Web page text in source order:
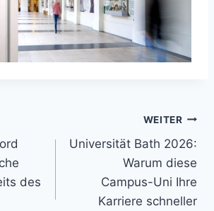
des
WEITER
Universität Bath 2026:
Warum diese
Campus-Uni Ihre
Karriere schneller